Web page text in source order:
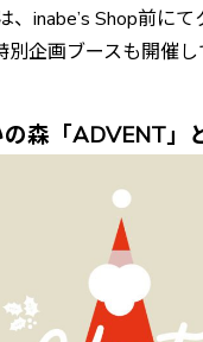
inabe’s Shop前にて
別企画ブースも開催し
森「ADVENT」